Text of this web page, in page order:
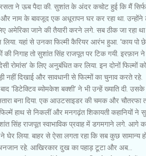
ने ऊब पैदा की. सुशांत के अंदर कचोट हुई कि मैं
और नाम के बावजूद एक अधूरापन घर कर रहा था.
अमेरिका जाने की तैयारी करने लगे. सब ठीक जा रहा
लिया. यहां से उनका फिल्मी कैरियर आरंभ हुआ. ‘काय
निगाह तो सुशांत सिंह राजपूत पर टिक गयी. इरफ़ान
रोमांस’ के लिए अनुबंधित कर लिया. इन दोनों फिल्मों
नहीं दिखाई और सावधानी से फिल्मों का चुनाव करते रहे.
‘डिटेक्टिव ब्योमकेश बक्शी’ ने भी उन्हें ख्याति दी.
बना दिया. एक आउटसाइडर की चमक और चौतरफा
हाथ से निकलीं और मनगढ़ंत शिकायती कहानियों ने
सिंह राजपूत स्वाभाविक प्रवाह में डगमगाने लगे. आगे
घेर लिया. बाहर से ऐसा लगता रहा कि सब कुछ
रहे. आखिरकार दुख का पहाड़ टूटा और अब...